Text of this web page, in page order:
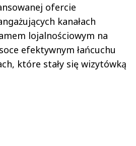
ofercie
kanałach
lojalnościowym na
efektywnym łańcuchu
które stały się wizytówką